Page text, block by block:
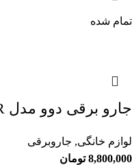
تمام شده
جارو برقی دوو مدل DVC-LH22R
لوازم خانگی, جاروبرقی
8,800,000 تومان